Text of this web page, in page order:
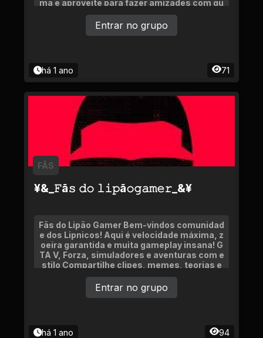
ma e aproveite para fazer amizades com qu
em também vibra com o BTS e a escrita.
há 1 ano 71
Entrar no grupo
¥&_𝙵ã𝚜 𝚍𝚘 𝚕𝚒𝚙ã𝚘𝚐𝚊𝚖𝚎𝚛_&¥
FÃS
Fãs do Lipão Gamer Bem-vindos comunidad
e dos Lipnicos! Aqui é velocidade máxima, z
oeira garantida e muita gameplay insana! G
TA V, Forza, simuladores e aventuras com e
stilo Compartilhe clipes, memes, teorias e
momentos épicos
há 1 ano 94
Entrar no grupo